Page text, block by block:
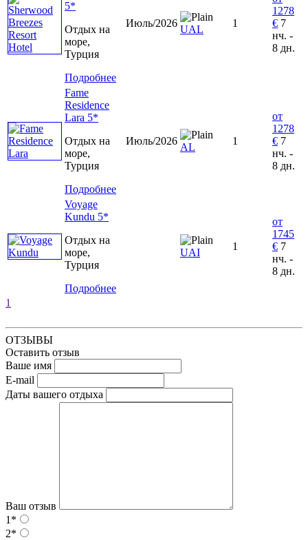
5*
Отдых на
море,
Турция
Подробнее
Июль/2026
UAL
1
1278
€ 7
нч. -
8 дн.
Fame
Residence
Lara 5*
Отдых на
море,
Турция
Подробнее
Июль/2026
AL
1
от
1278
€ 7
нч. -
8 дн.
Voyage
Kundu 5*
Отдых на
море,
Турция
Подробнее
UAI
1
от
1745
€ 7
нч. -
8 дн.
1
ОТЗЫВЫ
Оставить отзыв
Ваше имя
E-mail
Даты вашего отдыха
Ваш отзыв
1*
2*